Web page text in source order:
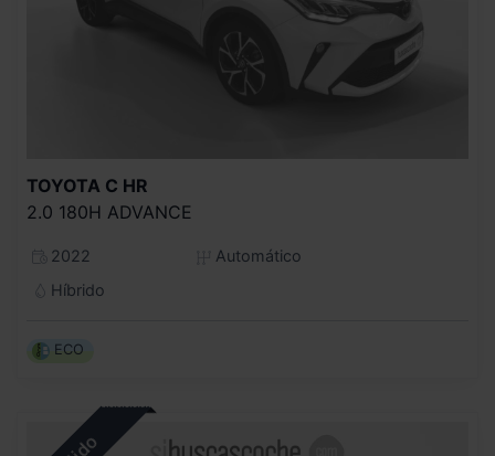
TOYOTA C HR
2.0 180H ADVANCE
2022
Automático
Híbrido
ECO